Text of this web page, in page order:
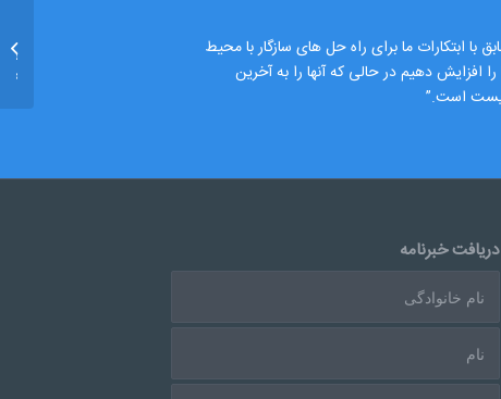
با ابتکارات ما برای راه حل های سازگار با محیط
افزایش دهیم در حالی که آنها را به آخرین
زیست است.”
دریافت خبرنامه